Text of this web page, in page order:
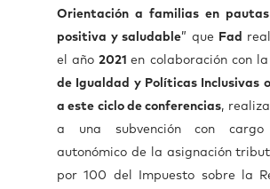
Orientación a familias en
positiva y saludable” que Fad
el año2021en colaboración con
de Igualdad y Políticas Inclusivas
a este ciclo de conferencias,
a una subvención con
autonómico de la asignación
por 100 del Impuesto sobre la